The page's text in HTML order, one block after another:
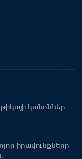
կանոններ
իրավունքները